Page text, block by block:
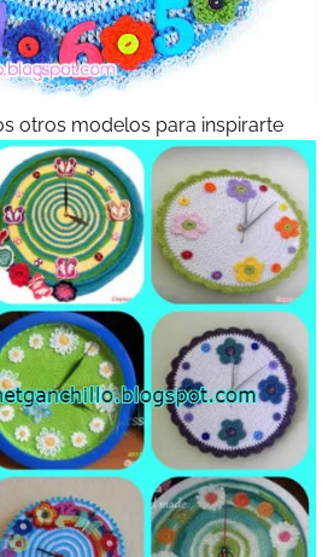
otros modelos para inspirarte